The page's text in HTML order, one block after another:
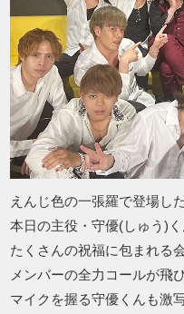
えんじ色の一張羅で登場し
本日の主役・守優(しゅう)く
たくさんの祝福に包まれる
メンバーの全力コールが飛
マイクを握る守優くんも激